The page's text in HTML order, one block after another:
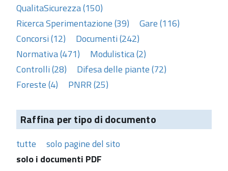
QualitaSicurezza (150)
Ricerca Sperimentazione (39)
Gare (116)
Concorsi (12)
Documenti (242)
Normativa (471)
Modulistica (2)
Controlli (28)
Difesa delle piante (72)
Foreste (4)
PNRR (25)
Raffina per tipo di documento
tutte
solo pagine del sito
solo i documenti PDF